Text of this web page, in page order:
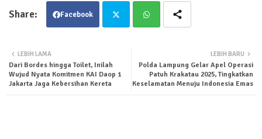
Facebook
ter tsa
LEBIH BARU
Polda Lampung Gelar Apel Operasi
Patuh Krakatau 2025, Tingkatkan
Keselamatan Menuju Indonesia Emas
LEBIH LAMA
Dari Bordes hingga Toilet, Inilah
Wujud Nyata Komitmen KAI Daop 1
Jakarta Jaga Kebersihan Kereta